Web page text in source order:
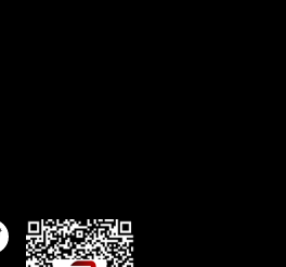
ETBIS